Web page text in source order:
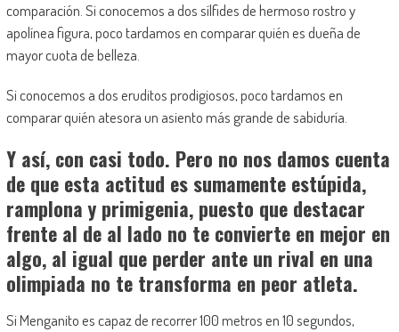
comparación. Si conocemos a dos sílfides de hermoso rostro y
apolínea figura, poco tardamos en comparar quién es dueña de
mayor cuota de belleza.
Si conocemos a dos eruditos prodigiosos, poco tardamos en
comparar quién atesora un asiento más grande de sabiduría.
Y así, con casi todo. Pero no nos damos cuenta
de que esta actitud es sumamente estúpida,
ramplona y primigenia, puesto que destacar
frente al de al lado no te convierte en mejor en
algo, al igual que perder ante un rival en una
olimpiada no te transforma en peor atleta.
Si Menganito es capaz de recorrer 100 metros en 10 segundos,